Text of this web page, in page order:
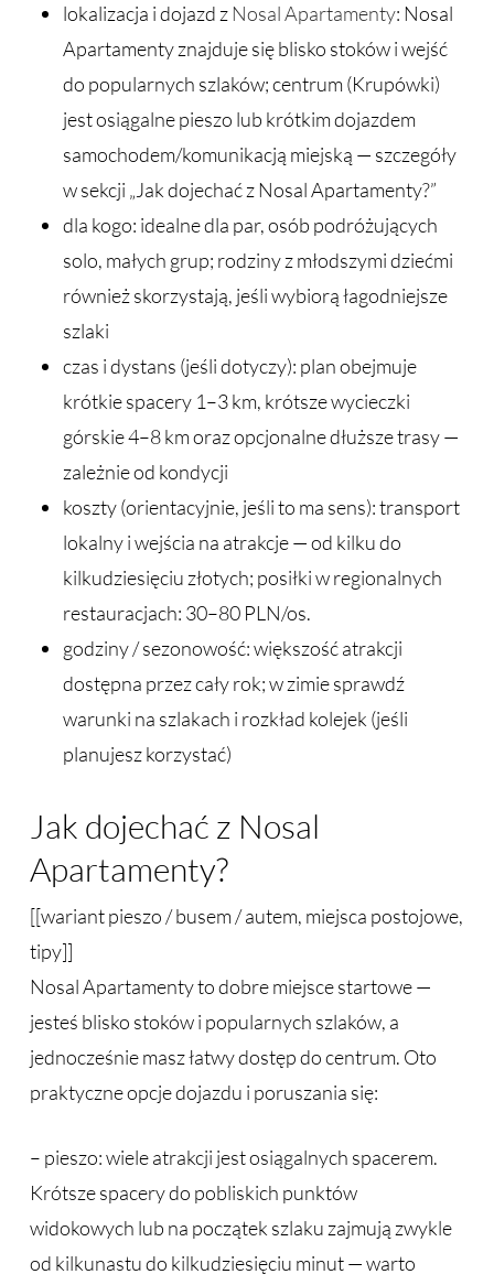
lokalizacja i dojazd z Nosal Apartamenty: Nosal
Apartamenty znajduje się blisko stoków i wejść
do popularnych szlaków; centrum (Krupówki)
jest osiągalne pieszo lub krótkim dojazdem
samochodem/komunikacją miejską — szczegóły
w sekcji „Jak dojechać z Nosal Apartamenty?”
dla kogo: idealne dla par, osób podróżujących
solo, małych grup; rodziny z młodszymi dziećmi
również skorzystają, jeśli wybiorą łagodniejsze
szlaki
czas i dystans (jeśli dotyczy): plan obejmuje
krótkie spacery 1–3 km, krótsze wycieczki
górskie 4–8 km oraz opcjonalne dłuższe trasy —
zależnie od kondycji
koszty (orientacyjnie, jeśli to ma sens): transport
lokalny i wejścia na atrakcje — od kilku do
kilkudziesięciu złotych; posiłki w regionalnych
restauracjach: 30–80 PLN/os.
godziny / sezonowość: większość atrakcji
dostępna przez cały rok; w zimie sprawdź
warunki na szlakach i rozkład kolejek (jeśli
planujesz korzystać)
Jak dojechać z Nosal
Apartamenty?
[[wariant pieszo / busem / autem, miejsca postojowe,
tipy]]
Nosal Apartamenty to dobre miejsce startowe —
jesteś blisko stoków i popularnych szlaków, a
jednocześnie masz łatwy dostęp do centrum. Oto
praktyczne opcje dojazdu i poruszania się:
– pieszo: wiele atrakcji jest osiągalnych spacerem.
Krótsze spacery do pobliskich punktów
widokowych lub na początek szlaku zajmują zwykle
od kilkunastu do kilkudziesięciu minut — warto